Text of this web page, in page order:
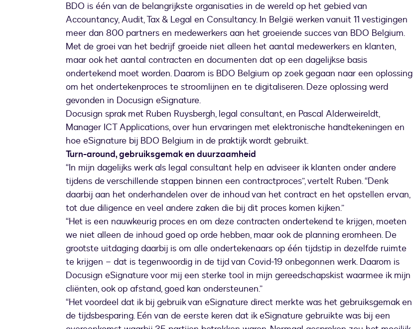
BDO is één van de belangrijkste organisaties in de wereld op het gebied van
Accountancy, Audit, Tax & Legal en Consultancy. In België werken vanuit 11 vestigingen
meer dan 800 partners en medewerkers aan het groeiende succes van BDO Belgium.
Met de groei van het bedrijf groeide niet alleen het aantal medewerkers en klanten,
maar ook het aantal contracten en documenten dat op een dagelijkse basis
ondertekend moet worden. Daarom is BDO Belgium op zoek gegaan naar een oplossing
om het ondertekenproces te stroomlijnen en te digitaliseren. Deze oplossing werd
gevonden in Docusign eSignature.
Docusign sprak met Ruben Ruysbergh, legal consultant, en Pascal Alderweireldt,
Manager ICT Applications, over hun ervaringen met elektronische handtekeningen en
hoe eSignature bij BDO Belgium in de praktijk wordt gebruikt.
Turn-around, gebruiksgemak en duurzaamheid
“In mijn dagelijks werk als legal consultant help en adviseer ik klanten onder andere
tijdens de verschillende stappen binnen een contractproces”, vertelt Ruben. “Denk
daarbij aan het onderhandelen over de inhoud van het contract en het opstellen ervan,
tot due diligence en veel andere zaken die bij dit proces komen kijken.”
“Het is een nauwkeurig proces en om deze contracten ondertekend te krijgen, moeten
we niet alleen de inhoud goed op orde hebben, maar ook de planning eromheen. De
grootste uitdaging daarbij is om alle ondertekenaars op één tijdstip in dezelfde ruimte
te krijgen – dat is tegenwoordig in de tijd van Covid-19 onbegonnen werk. Daarom is
Docusign eSignature voor mij een sterke tool in mijn gereedschapskist waarmee ik mijn
cliënten, ook op afstand, goed kan ondersteunen.”
“Het voordeel dat ik bij gebruik van eSignature direct merkte was het gebruiksgemak en
de tijdsbesparing. Eén van de eerste keren dat ik eSignature gebruikte was bij een